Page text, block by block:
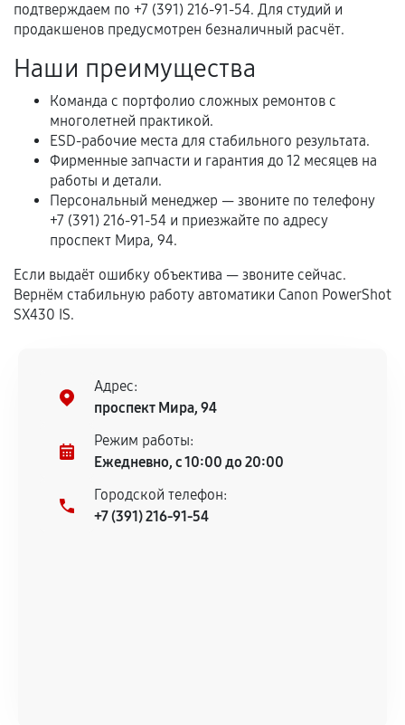
Естественный износ деталей, если иное не
предусмотрено отдельно.
Обращение после окончания гарантийного
срока.
Программные сбои, если это не указано в
отдельных условиях.
Если комплектующие куплены
самостоятельно
Гарантия на выполненные работы может
сохраняться полностью или частично, если
соблюдены следующие условия:
дефектов.
Установка была выполнена нашим сервисным
центром.
При этом гарантия на сами комплектующие
продавца. За качество сторонних деталей
сервисный центр ответственности не несет.
подтверждаем по +7 (391) 216-91-54. Для студий и
продакшенов предусмотрен безналичный расчёт.
Наши преимущества
Команда с портфолио сложных ремонтов с
многолетней практикой.
ESD-рабочие места для стабильного результата.
Фирменные запчасти и гарантия до 12 месяцев на
работы и детали.
Персональный менеджер — звоните по телефону
+7 (391) 216-91-54 и приезжайте по адресу
проспект Мира, 94.
Если выдаёт ошибку объектива — звоните сейчас.
Вернём стабильную работу автоматики Canon PowerShot
SX430 IS.
Адрес:
проспект Мира, 94
Режим работы:
Ежедневно, с 10:00 до 20:00
Городской телефон:
+7 (391) 216-91-54